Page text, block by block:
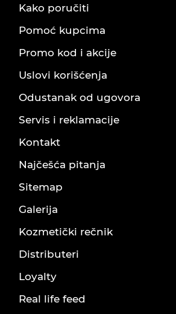
Kako poručiti
Pomoć kupcima
Promo kod i akcije
Uslovi korišćenja
Odustanak od ugovora
Servis i reklamacije
Kontakt
Najčešća pitanja
Sitemap
Galerija
Kozmetički rečnik
Distributeri
Loyalty
Real life feed